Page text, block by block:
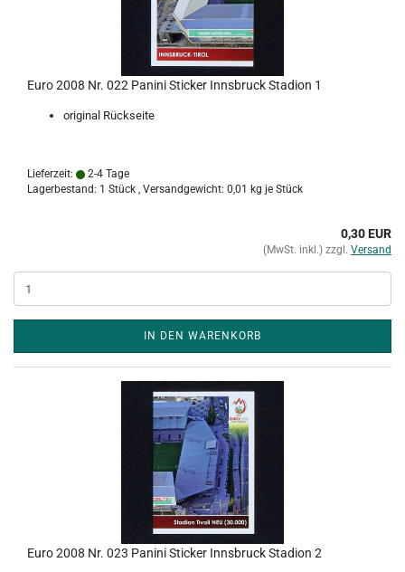
Euro 2008 Nr. 022 Panini Sticker Innsbruck Stadion 1
original Rückseite
Lieferzeit:
2-4 Tage
Lagerbestand: 1 Stück , Versandgewicht: 0,01 kg je Stück
0,30 EUR
(MwSt. inkl.) zzgl. Versand
IN DEN WARENKORB
Euro 2008 Nr. 023 Panini Sticker Innsbruck Stadion 2